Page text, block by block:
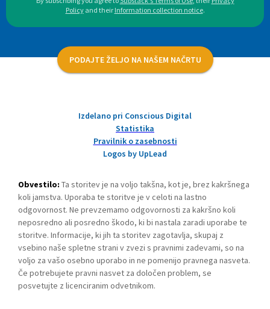
Policy and their Information collection notice.
PODAJTE ŽELJO NA NAŠEM NAČRTU
Izdelano pri Conscious Digital
Statistika
Pravilnik o zasebnosti
Logos by UpLead
Obvestilo: Ta storitev je na voljo takšna, kot je, brez kakršnega
koli jamstva. Uporaba te storitve je v celoti na lastno
odgovornost. Ne prevzemamo odgovornosti za kakršno koli
neposredno ali posredno škodo, ki bi nastala zaradi uporabe te
storitve. Informacije, ki jih ta storitev zagotavlja, skupaj z
vsebino naše spletne strani v zvezi s pravnimi zadevami, so na
voljo za vašo osebno uporabo in ne pomenijo pravnega nasveta.
Če potrebujete pravni nasvet za določen problem, se
posvetujte z licenciranim odvetnikom.